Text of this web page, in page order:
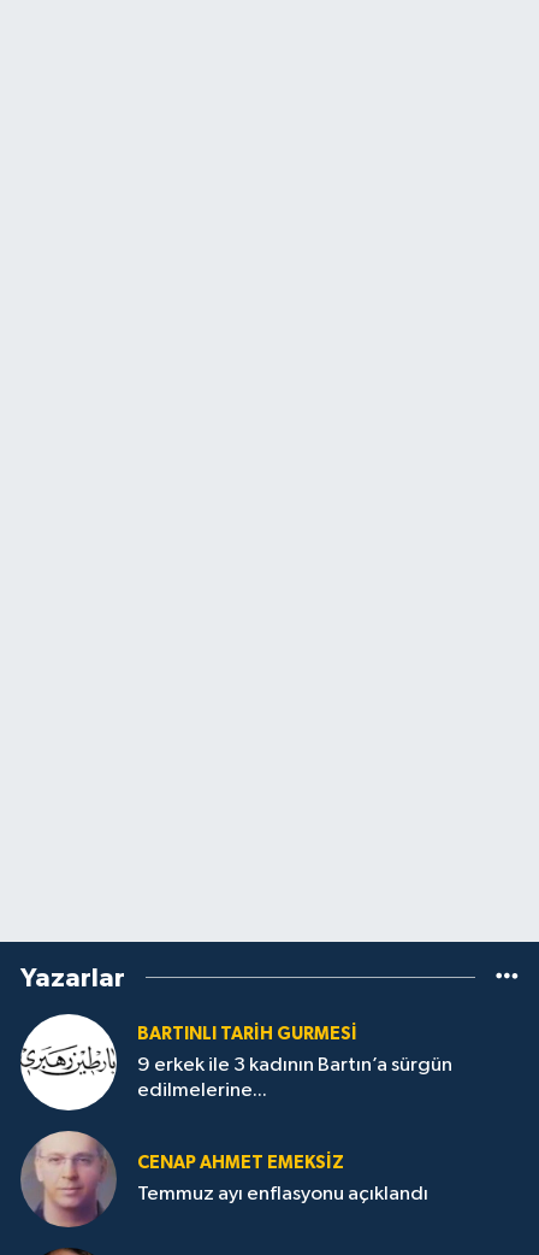
Yazarlar
BARTINLI TARIH GURMESI
9 erkek ile 3 kadının Bartın’a sürgün
edilmelerine...
CENAP AHMET EMEKSİZ
Temmuz ayı enflasyonu açıklandı